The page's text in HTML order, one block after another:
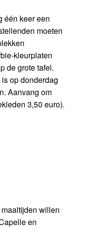
één keer een
moeten
kleurplaten
de grote tafel.
op donderdag
Aanvang om
3,50 euro).
willen
en